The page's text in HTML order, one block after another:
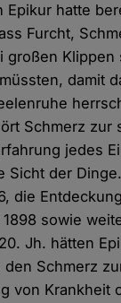
Epikur hatte
Furcht,
großen Klippen
damit
Schmerz zur
jedes
Sicht der
die
sowie
Jh. hätten
Schmerz
von Krankheit